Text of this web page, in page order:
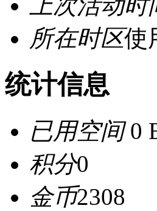
上次活动时
所在时区使
统计信息
已用空间0
积分0
金币2308